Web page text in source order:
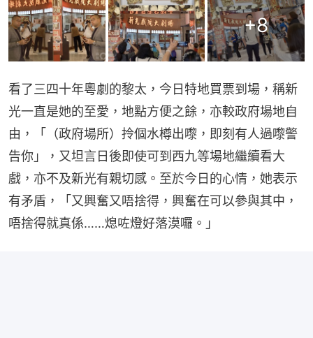
+8
看了三四十年粵劇的黎太，今日特地買票到場，稱新
光一直是她的至愛，地點方便之餘，亦較政府場地自
由，「（政府場所）拎個水樽出嚟，即刻有人過嚟警
告你」，又坦言日後即使可到西九等場地繼續看大
戲，亦不及新光有親切感。至於今日的心情，她表示
有矛盾，「又興奮又唔捨得，興奮在可以參與其中，
唔捨得就真係……熄咗燈好落漠囉。」